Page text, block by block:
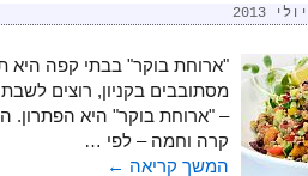
"ארוחת בוקר" בבתי קפה היא
מסתובבים בקניון, רוצים
– "ארוחת בוקר" היא הפתרון.
קרה וחמה – לפי …
המשך קריאה ←